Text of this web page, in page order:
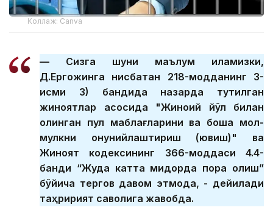
Коллаж: Canva
— Сизга шуни маълум қиламизки,
Д.Ергожинга нисбатан 218-модданинг 3-
қисми 3) бандида назарда тутилган
жиноятлар асосида "Жиноий йўл билан
олинган пул маблағларини ва бошқа мол-
мулкни қонунийлаштириш (ювиш)" ва
Жиноят кодексининг 366-моддаси 4.4-
банди “Жуда катта миқдорда пора олиш”
бўйича тергов давом этмоқда, - дейилади
таҳририят саволига жавобда.